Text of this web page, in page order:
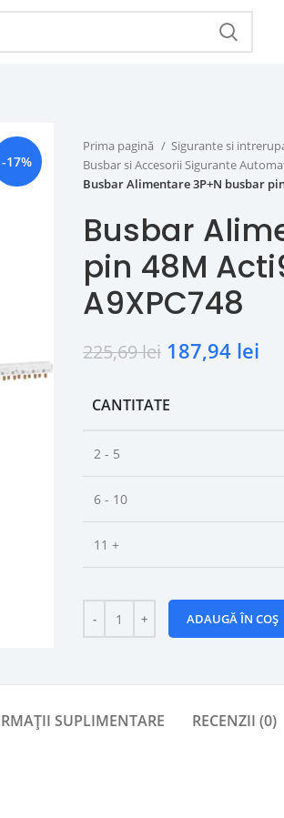
-17%
Prima pagină
Sigurante si
Busbar si Accesorii Sigurante
Busbar Alimentare 3P+N busbar
Busbar
pin 48M
A9XPC748
225,69lei 187,94 lei
CANTITATE
2 - 5
6 - 10
11 +
ADAUGĂ ÎN COȘ
SUPLIMENTARE RECENZII (0)